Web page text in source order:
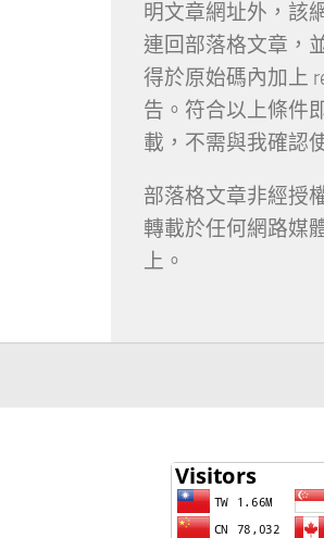
明文章網址外，該
連回部落格文章，
得於原始碼內加上
告。符合以上條件
載，不需與我確認
部落格文章非經授
轉載於任何網路媒
上。